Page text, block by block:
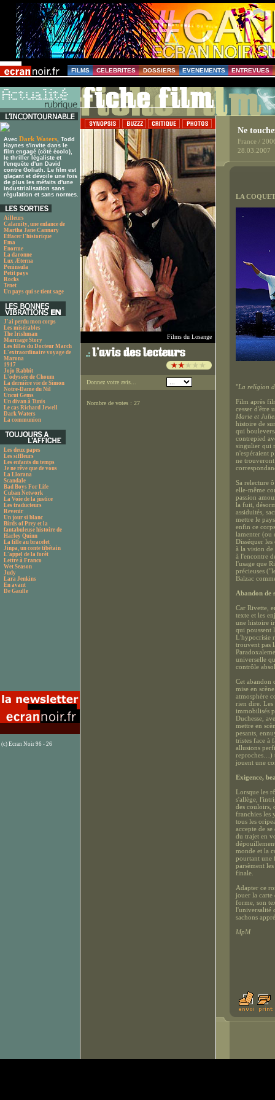
FILMS CELEBRITES DOSSIERS EVENEMENTS ENTREVUES
Avec Dark Waters, Todd
Haynes s'invite dans le
film engagé (côté écolo),
le thriller légaliste et
l'enquête d'un David
contre Goliath. Le film est
glaçant et dévoile une fois
de plus les méfaits d'une
industrialisation sans
régulation et sans normes.
Ailleurs
Calamity, une enfance de
Martha Jane Cannary
Effacer l'historique
Ema
Enorme
La daronne
Lux Æterna
Peninsula
Petit pays
Rocks
Tenet
Un pays qui se tient sage
J'ai perdu mon corps
Les misérables
The Irishman
Marriage Story
Les filles du Docteur March
L'extraordinaire voyage de
Marona
1917
Jojo Rabbit
L'odyssée de Choum
La dernière vie de Simon
Notre-Dame du Nil
Uncut Gems
Un divan à Tunis
Le cas Richard Jewell
Dark Waters
La communion
Les deux papes
Les siffleurs
Les enfants du temps
Je ne rêve que de vous
La Llorana
Scandale
Bad Boys For Life
Cuban Network
La Voie de la justice
Les traducteurs
Revenir
Un jour si blanc
Birds of Prey et la
fantabuleuse histoire de
Harley Quinn
La fille au bracelet
Jinpa, un conte tibétain
L'appel de la forêt
Lettre à Franco
Wet Season
Judy
Lara Jenkins
En avant
De Gaulle
(c) Ecran Noir 96 - 26
Films du Losange
Donnez votre avis...
Nombre de votes : 27
Ne
France /
28.03.2007
LA
"La religion
Film après
cesser d'être
Marie et
histoire de
qui
contrepied
singulier qui
n'espéraient
ne
Sa relecture
elle-même
passion
la fuit,
assiduités,
mettre le
enfin ce
lamenter (ou
Disséquer les
à la vision de
à l'encontre
l'usage que
précieuses
Balzac
Abandon de
Car Rivette,
texte et les
une histoire
qui poussent
L'hypocrisie
trouvent pas
universelle
contrôle
Cet abandon
mise en
atmosphère
rien dire. Les
immobilisés
Duchesse,
mettre en
pesants,
tristes face à
allusions
reproches…)
jouent une
Exigence,
Lorsque les
s'allège,
des couloirs,
franchies les
tous les
accepte de
du trajet en
monde et la
pourtant une
parsèment
finale.
Adapter ce
jouer la
forme, son
l'universalité
sachons
MpM